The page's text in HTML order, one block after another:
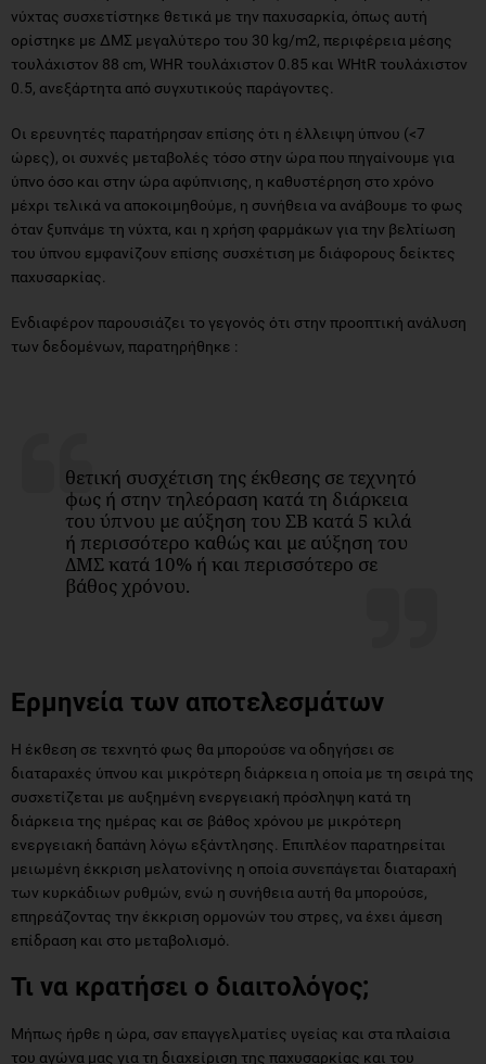
νύχτας συσχετίστηκε θετικά με την παχυσαρκία, όπως αυτή
ορίστηκε με ΔΜΣ μεγαλύτερο του 30 kg/m2, περιφέρεια μέσης
τουλάχιστον 88 cm, WHR τουλάχιστον 0.85 και WHtR τουλάχιστον
0.5, ανεξάρτητα από συγχυτικούς παράγοντες.
Οι ερευνητές παρατήρησαν επίσης ότι η έλλειψη ύπνου (<7
ώρες), οι συχνές μεταβολές τόσο στην ώρα που πηγαίνουμε για
ύπνο όσο και στην ώρα αφύπνισης, η καθυστέρηση στο χρόνο
μέχρι τελικά να αποκοιμηθούμε, η συνήθεια να ανάβουμε το φως
όταν ξυπνάμε τη νύχτα, και η χρήση φαρμάκων για την βελτίωση
του ύπνου εμφανίζουν επίσης συσχέτιση με διάφορους δείκτες
παχυσαρκίας.
Ενδιαφέρον παρουσιάζει το γεγονός ότι στην προοπτική ανάλυση
των δεδομένων, παρατηρήθηκε :
θετική συσχέτιση της έκθεσης σε τεχνητό
φως ή στην τηλεόραση κατά τη διάρκεια
του ύπνου με αύξηση του ΣΒ κατά 5 κιλά
ή περισσότερο καθώς και με αύξηση του
ΔΜΣ κατά 10% ή και περισσότερο σε
βάθος χρόνου.
Ερμηνεία των αποτελεσμάτων
Η έκθεση σε τεχνητό φως θα μπορούσε να οδηγήσει σε
διαταραχές ύπνου και μικρότερη διάρκεια η οποία με τη σειρά της
συσχετίζεται με αυξημένη ενεργειακή πρόσληψη κατά τη
διάρκεια της ημέρας και σε βάθος χρόνου με μικρότερη
ενεργειακή δαπάνη λόγω εξάντλησης. Επιπλέον παρατηρείται
μειωμένη έκκριση μελατονίνης η οποία συνεπάγεται διαταραχή
των κυρκάδιων ρυθμών, ενώ η συνήθεια αυτή θα μπορούσε,
επηρεάζοντας την έκκριση ορμονών του στρες, να έχει άμεση
επίδραση και στο μεταβολισμό.
Τι να κρατήσει ο διαιτολόγος;
Μήπως ήρθε η ώρα, σαν επαγγελματίες υγείας και στα πλαίσια
του αγώνα μας για τη διαχείριση της παχυσαρκίας και του